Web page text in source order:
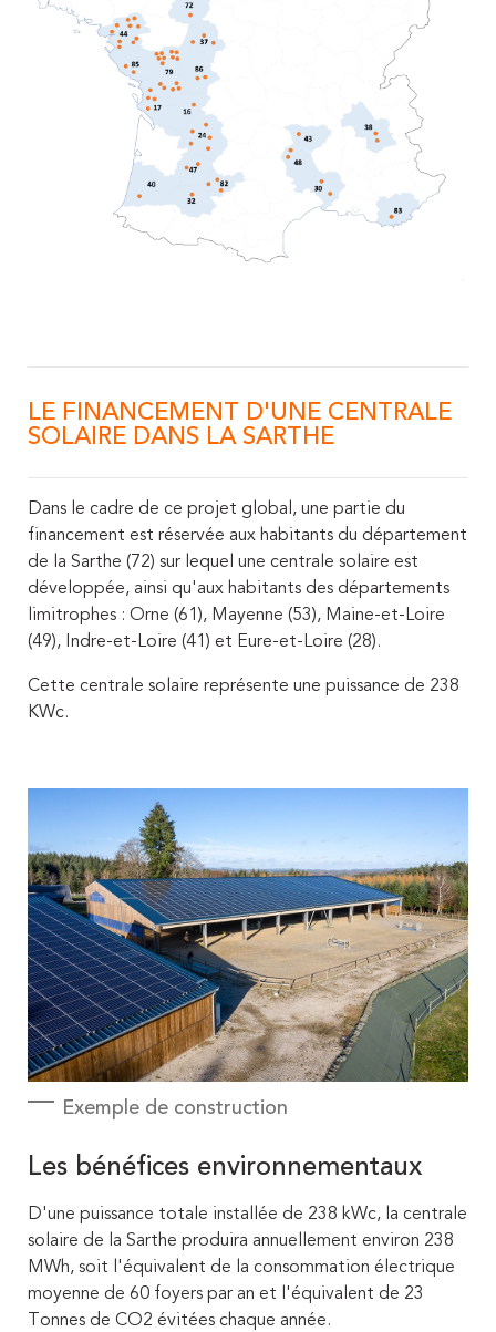
LE FINANCEMENT D'UNE CENTRALE
SOLAIRE DANS LA SARTHE
Dans le cadre de ce projet global, une partie du
financement est réservée aux habitants du département
de la Sarthe (72) sur lequel une centrale solaire est
développée, ainsi qu'aux habitants des départements
limitrophes : Orne (61), Mayenne (53), Maine-et-Loire
(49), Indre-et-Loire (41) et Eure-et-Loire (28).
Cette centrale solaire représente une puissance de 238
KWc.
Exemple de construction
Les bénéfices environnementaux
D'une puissance totale installée de 238 kWc, la centrale
solaire de la Sarthe produira annuellement environ 238
MWh, soit l'équivalent de la consommation électrique
moyenne de 60 foyers par an et l'équivalent de 23
Tonnes de CO2 évitées chaque année.